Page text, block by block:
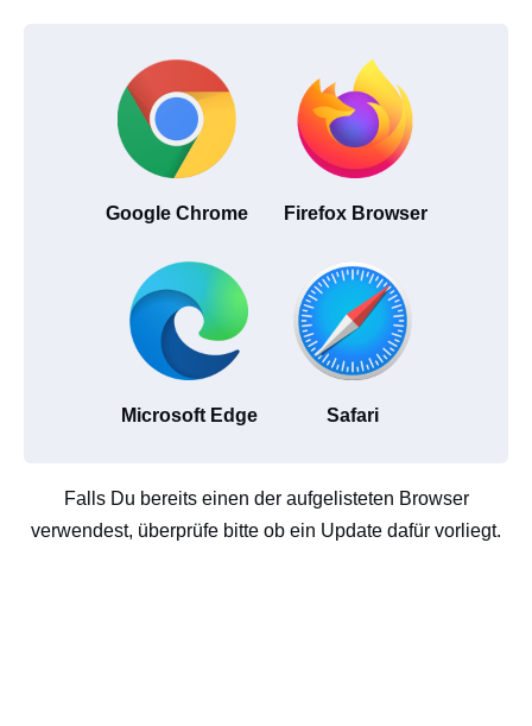
Google Chrome Firefox Browser
Microsoft Edge Safari
Falls Du bereits einen der aufgelisteten Browser
verwendest, überprüfe bitte ob ein Update dafür vorliegt.